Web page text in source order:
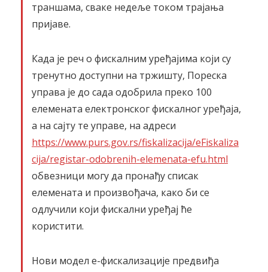
траншама, сваке недеље током трајања
пријаве.
Када је реч о фискалним уређајима који су
тренутно доступни на тржишту, Пореска
управа је до сада одобрила преко 100
елемената електронског фискалног уређаја,
а на сајту те управе, на адреси
https://www.purs.gov.rs/fiskalizacija/eFiskaliza
cija/registar-odobrenih-elemenata-efu.html
обвезници могу да пронађу списак
елемената и произвођача, како би се
одлучили који фискални уређај ће
користити.
Нови модел е-фискализације предвиђа